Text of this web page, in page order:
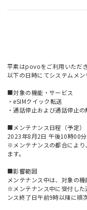
平素はpovoをご利用いただ
以下の日時にてシステムメン
■対象の機能・サービス
・eSIMクイック転送
・通話停止および通話停止の
■メンテナンス日程（予定）
2023年8月2日 午後10時00
※メンテナンスの都合により
ます。
■影響範囲
メンテナンス中は、対象の
※メンテナンス中に受付した
ンス終了日午前9時以降に順